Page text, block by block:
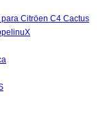
Citröen C4 Cactus